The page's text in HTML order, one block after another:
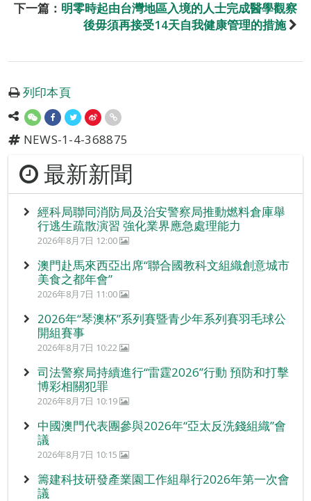
下一篇： 明零時起由台灣地區入境的人士完成醫學觀察
後毋須再接受14天自我健康管理的措施
列印本頁
NEWS-1-4-368875
最新新聞
經科局聯同消防局及治安警察局推動燃料倉庫舉
行逃生疏散演習 強化業界應急處理能力
2026年8月7日 12:00
澳門赴馬來西亞出席“聯合國教科文組織創意城市
美食之都年會”
2026年8月7日 11:00
2026年“琴澳杯”系列賽暨青少年系列賽羽毛球公
開組賽事
2026年8月7日 10:22
司法警察局持續進行“雷霆2026”行動 預防和打擊
博彩相關犯罪
2026年8月7日 10:19
中國澳門代表團參與2026年“亞太反洗錢組織”會
議
2026年8月7日 10:15
籌建科技研發產業園工作組舉行2026年第一次會
議